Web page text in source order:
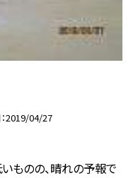
2019/04/27
ものの、晴れの予報で